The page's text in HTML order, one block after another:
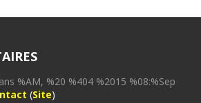
%AM, %20 %404 %2015 %08:%Sep
(Site)